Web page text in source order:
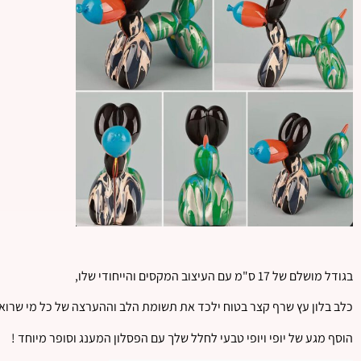
בגודל מושלם של 17 ס"מ עם העיצוב המקסים והייחודי שלו,
כלב בלון עץ שרף קצר בטוח ילכד את תשומת הלב וההערצה של כל מי
הוסף מגע של יופי ויופי טבעי לחלל שלך עם הפסלון המענג וסופר מיוחד !